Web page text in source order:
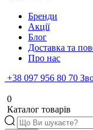
Бренди
Акції
Блог
Доставка та
Про нас
+38 097 956 80 70
0
Каталог товарів